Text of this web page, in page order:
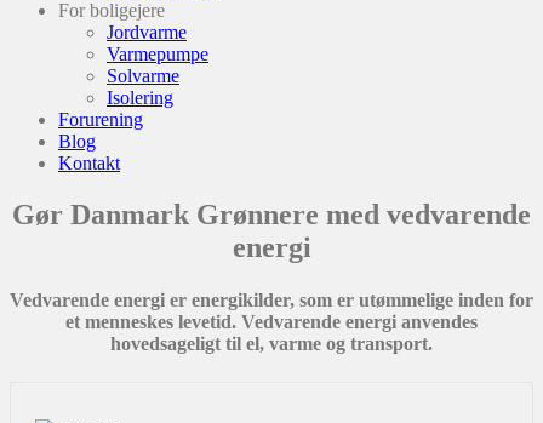
For boligejere
Jordvarme
Varmepumpe
Solvarme
Isolering
Forurening
Blog
Kontakt
Gør Danmark Grønnere med vedvarende
energi
Vedvarende energi er energikilder, som er utømmelige inden for
et menneskes levetid. Vedvarende energi anvendes
hovedsageligt til el, varme og transport.